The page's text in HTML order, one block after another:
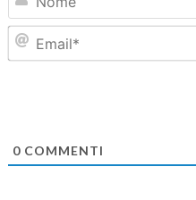
0COMMENTI